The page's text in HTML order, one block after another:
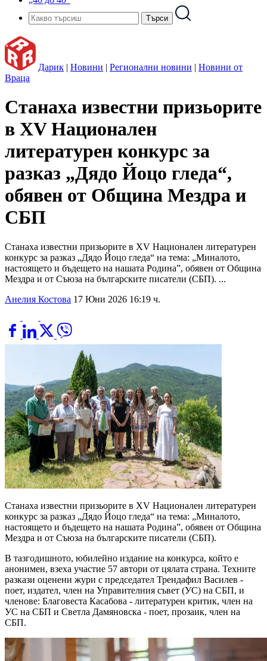
Дарик | Новини | Регионални новини | Новини от
Враца
Станаха известни призьорите
в XV Национален
литературен конкурс за
разказ „Дядо Йоцо гледа“,
обявен от Община Мездра и
СБП
Станаха известни призьорите в XV Национален литературен
конкурс за разказ „Дядо Йоцо гледа“ на тема: „Миналото,
настоящето и бъдещето на нашата Родина”, обявен от Община
Мездра и от Съюза на българските писатели (СБП). ...
Анелия Костова 17 Юни 2026 16:19 ч.
Станаха известни призьорите в XV Национален литературен
конкурс за разказ „Дядо Йоцо гледа“ на тема: „Миналото,
настоящето и бъдещето на нашата Родина”, обявен от Община
Мездра и от Съюза на българските писатели (СБП).
В тазгодишното, юбилейно издание на конкурса, който е
анонимен, взеха участие 57 автори от цялата страна. Техните
разкази оценени жури с председател Трендафил Василев -
поет, издател, член на Управителния съвет (УС) на СБП, и
членове: Благовеста Касабова - литературен критик, член на
УС на СБП и Светла Дамяновска - поет, прозаик, член на
СБП.